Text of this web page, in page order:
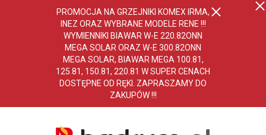
PROMOCJA NA GRZEJNIKI KOMEX IRMA,
INEZ ORAZ WYBRANE MODELE RENE !!!
WYMIENNIKI BIAWAR W-E 220.82ONN
MEGA SOLAR ORAZ W-E 300.82ONN
MEGA SOLAR, BIAWAR MEGA 100.81,
125.81, 150.81, 220.81 W SUPER CENACH
DOSTĘPNE OD RĘKI. ZAPRASZAMY DO
ZAKUPÓW !!!